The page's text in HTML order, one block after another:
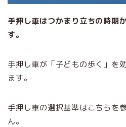
手押し車はつかまり立ちの時期
す。
手押し車が「子どもの歩く」を
ます。
手押し車の選択基準はこちらを
ん。